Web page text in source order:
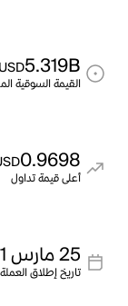
5.319B
USD
القيمة السوقية
0.9698
أعلى قيمة تداول
25 مارس 2021
تاريخ إطلاق العملة